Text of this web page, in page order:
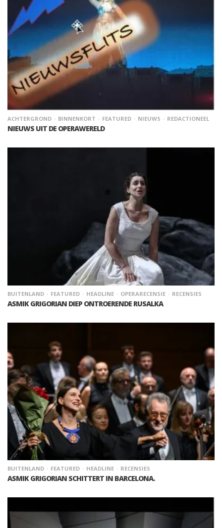
ACHTERGROND BINNENKORT FEATURED NIEUWS REDACTIONEEL
NIEUWS UIT DE OPERAWERELD
BUITENLAND FEATURED HEADLINE OPERARECENSIE RECENSIES
ASMIK GRIGORIAN DIEP ONTROERENDE RUSALKA
BUITENLAND FEATURED HEADLINE RECENSIES
ASMIK GRIGORIAN SCHITTERT IN BARCELONA.